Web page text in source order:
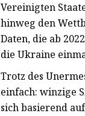
Vereinigten
hinweg den
Daten, die ab
die Ukraine
Trotz des
einfach: winzige
sich basierend